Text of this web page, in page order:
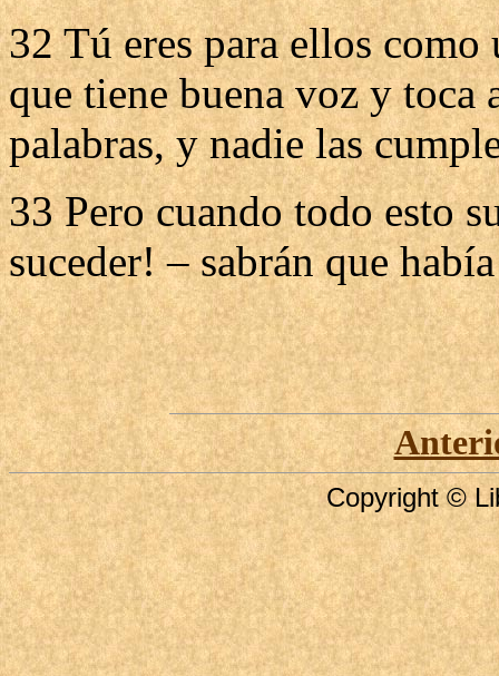
32 Tú eres para ellos como
que tiene buena voz y toca
palabras, y nadie las
33 Pero cuando todo esto
suceder! – sabrán que
Copyright ©